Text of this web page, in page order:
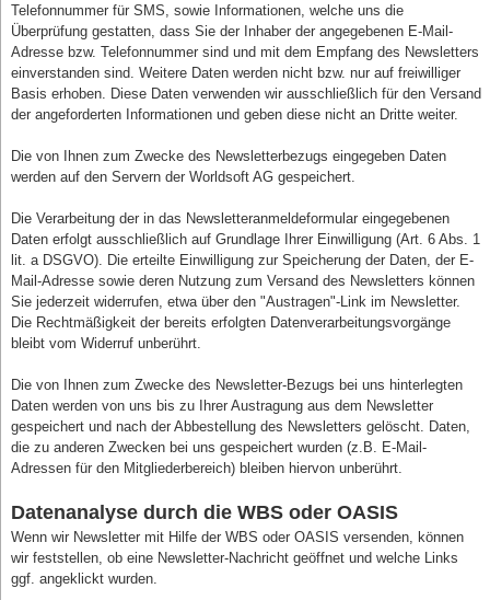
Telefonnummer für SMS, sowie Informationen, welche uns die
Überprüfung gestatten, dass Sie der Inhaber der angegebenen E-Mail-
Adresse bzw. Telefonnummer sind und mit dem Empfang des Newsletters
einverstanden sind. Weitere Daten werden nicht bzw. nur auf freiwilliger
Basis erhoben. Diese Daten verwenden wir ausschließlich für den Versand
der angeforderten Informationen und geben diese nicht an Dritte weiter.
Die von Ihnen zum Zwecke des Newsletterbezugs eingegeben Daten
werden auf den Servern der Worldsoft AG gespeichert.
Die Verarbeitung der in das Newsletteranmeldeformular eingegebenen
Daten erfolgt ausschließlich auf Grundlage Ihrer Einwilligung (Art. 6 Abs. 1
lit. a DSGVO). Die erteilte Einwilligung zur Speicherung der Daten, der E-
Mail-Adresse sowie deren Nutzung zum Versand des Newsletters können
Sie jederzeit widerrufen, etwa über den "Austragen"-Link im Newsletter.
Die Rechtmäßigkeit der bereits erfolgten Datenverarbeitungsvorgänge
bleibt vom Widerruf unberührt.
Die von Ihnen zum Zwecke des Newsletter-Bezugs bei uns hinterlegten
Daten werden von uns bis zu Ihrer Austragung aus dem Newsletter
gespeichert und nach der Abbestellung des Newsletters gelöscht. Daten,
die zu anderen Zwecken bei uns gespeichert wurden (z.B. E-Mail-
Adressen für den Mitgliederbereich) bleiben hiervon unberührt.
Datenanalyse durch die WBS oder OASIS
Wenn wir Newsletter mit Hilfe der WBS oder OASIS versenden, können
wir feststellen, ob eine Newsletter-Nachricht geöffnet und welche Links
ggf. angeklickt wurden.